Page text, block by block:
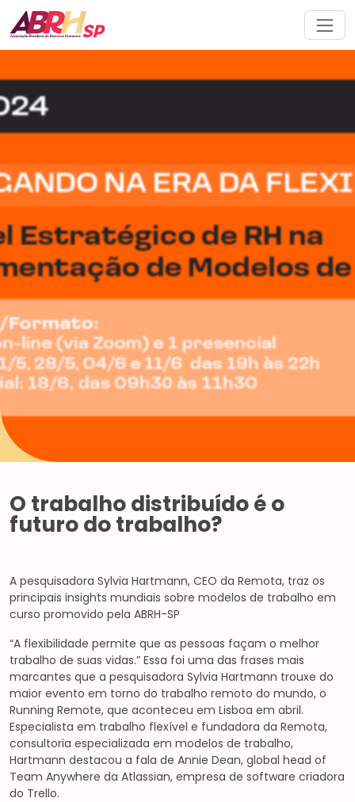
Navegação principal
O trabalho distribuído é o
futuro do trabalho?
A pesquisadora Sylvia Hartmann, CEO da Remota, traz os
principais insights mundiais sobre modelos de trabalho em
curso promovido pela ABRH-SP
“A flexibilidade permite que as pessoas façam o melhor
trabalho de suas vidas.” Essa foi uma das frases mais
marcantes que a pesquisadora Sylvia Hartmann trouxe do
maior evento em torno do trabalho remoto do mundo, o
Running Remote, que aconteceu em Lisboa em abril.
Especialista em trabalho flexível e fundadora da Remota,
consultoria especializada em modelos de trabalho,
Hartmann destacou a fala de Annie Dean, global head of
Team Anywhere da Atlassian, empresa de software criadora
do Trello.